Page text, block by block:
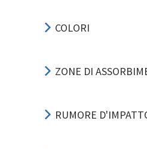
COLORI
ZONE DI
RUMORE